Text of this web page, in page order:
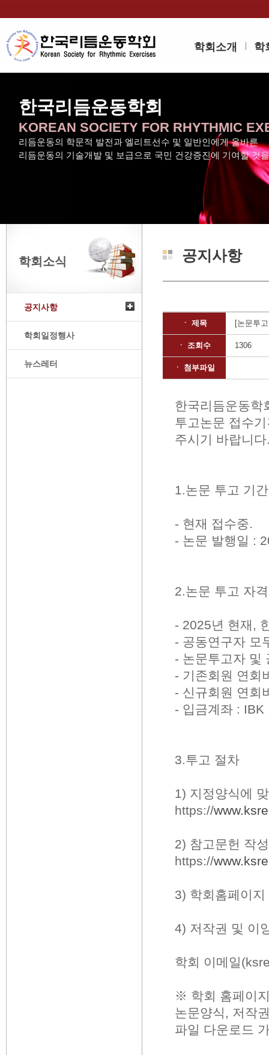
학회소개 학
한국리듬운동학회
KOREAN SOCIETY FOR RHYTHMIC
리듬운동의 학문적 발전과 엘리트선수 및 일반인에게 올바른
리듬운동의 기술개발 및 보급으로 국민 건강증진에 기여할 것
학회소식
공지사항
학회일정행사
뉴스레터
공지사항
ㆍ 제목 [논문투
ㆍ 조회수 1306
ㆍ 첨부파일
한국리듬운동학
투고논문 접수
주시기 바랍니다
1.논문 투고 기
- 현재 접수중.
- 논문 발행일 :
2.논문 투고 자격
- 2025년 현재,
- 공동연구자 모
- 논문투고자 및
- 기존회원 연회
- 신규회원 연회
- 입금계좌 :
3.투고 절차
1) 지정양식에
https://
2) 참고문헌 작
https://
3) 학회홈페이
4) 저작권 및 이
학회 이메일
※ 학회 홈페이
논문양식, 저작
파일 다운로드